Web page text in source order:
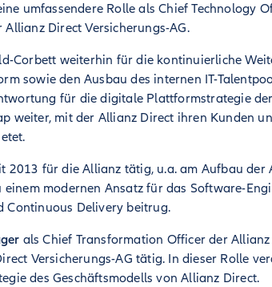
umfassendere Rolle als Chief Technology
Direct Versicherungs-AG.
Corbett weiterhin für die kontinuierliche
sowie den Ausbau des internen IT-
für die digitale Plattformstrategie
weiter, mit der Allianz Direct ihren Kunden
2013 für die Allianz tätig, u.a. am Aufbau
modernen Ansatz für das Software-
Continuous Delivery beitrug.
als Chief Transformation Officer der
Versicherungs-AG tätig. In dieser Rolle
des Geschäftsmodells von Allianz Direct.